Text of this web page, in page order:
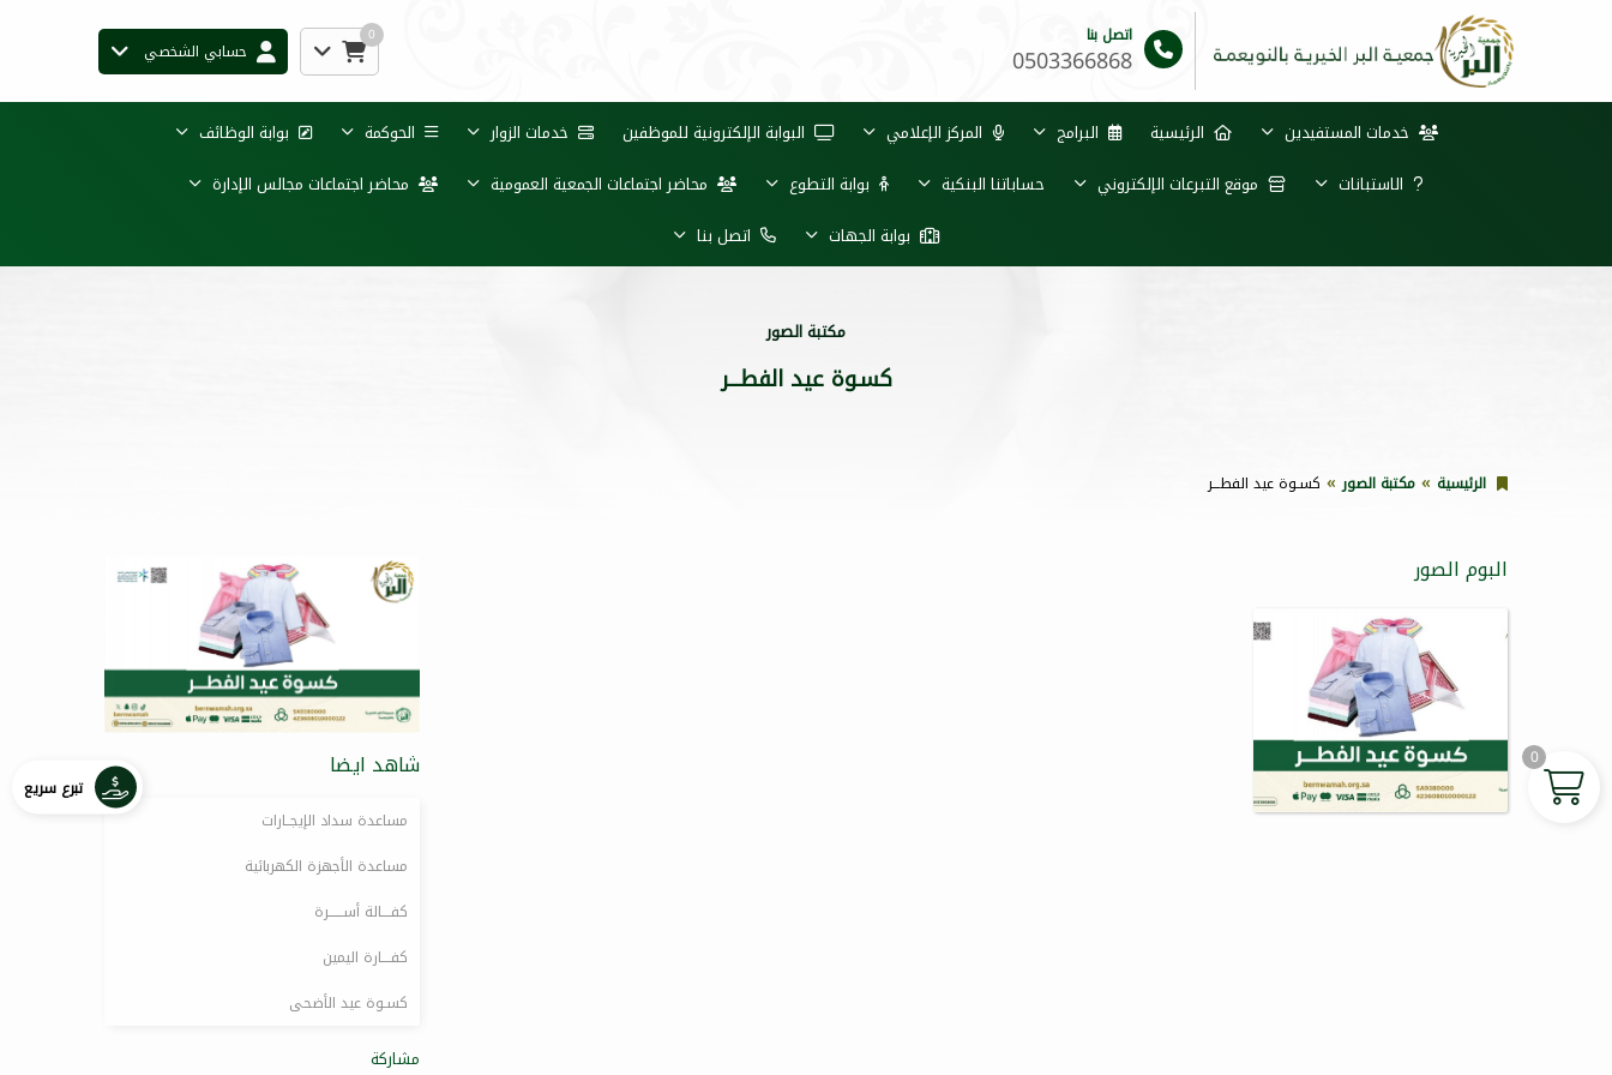
اتصل بنا
0503366868
0
حسابي الشخصي
خدمات المستفيدين الرئيسية البرامج المركز الإعلامي البوابة الإلكترونية للموظفين خدمات الزوار الحوكمة
بوابة الوظائف
الاستبانات
موقع التبرعات الإلكتروني حساباتنا البنكية بوابة التطوع محاضر اجتماعات الجمعية العمومية
محاضر اجتماعات مجالس الإدارة
بوابة الجهات
اتصل بنا
مكتبة الصور
كسـوة عيد الفطـــر
الرئيسية مكتبة الصور كسـوة عيد الفطـــر
البوم الصور
شاهد ايضا
مساعدة سداد الإيجــارات
مساعدة الأجهزة الكهربائية
كفــــالة أســــــرة
كفــــارة اليمين
كسـوة عيد الأضحى
مشاركة
تبرع سريع
0